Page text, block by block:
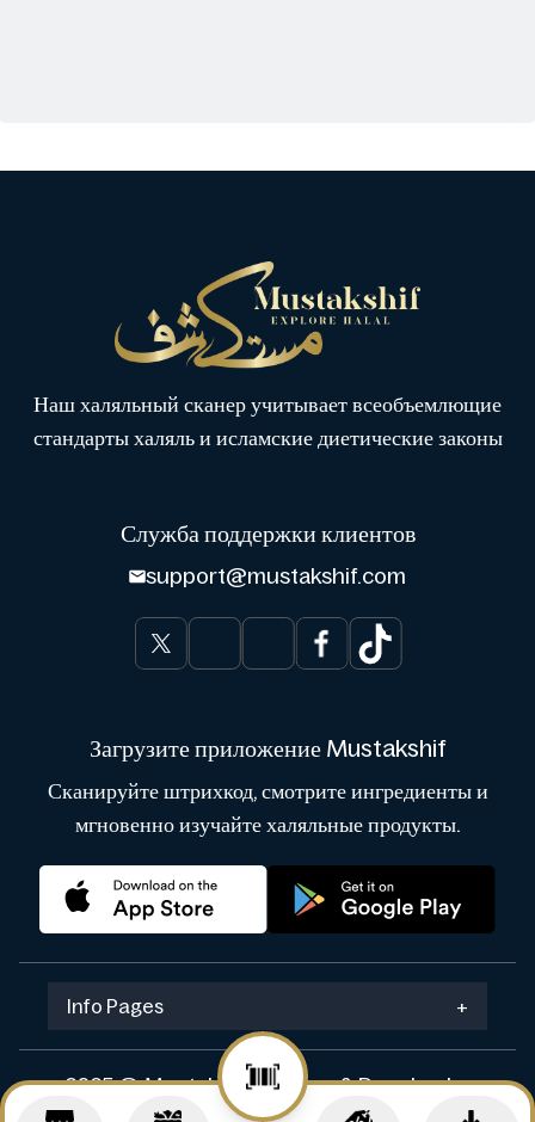
Наш халяльный сканер учитывает всеобъемлющие
стандарты халяль и исламские диетические законы
Служба поддержки клиентов
support@mustakshif.com
Загрузите приложение Mustakshif
Сканируйте штрихкод, смотрите ингредиенты и
мгновенно изучайте халяльные продукты.
Info Pages +
2025 © Mustakshif. Design & Develop by